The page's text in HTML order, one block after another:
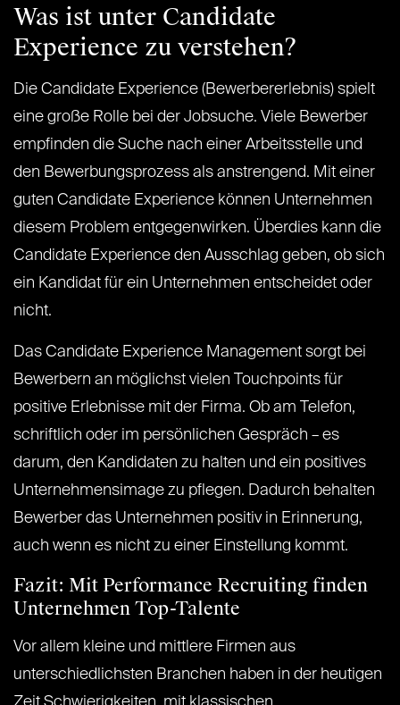
Was ist unter Candidate
Experience zu verstehen?
Die Candidate Experience (Bewerbererlebnis) spielt
eine große Rolle bei der Jobsuche. Viele Bewerber
empfinden die Suche nach einer Arbeitsstelle und
den Bewerbungsprozess als anstrengend. Mit einer
guten Candidate Experience können Unternehmen
diesem Problem entgegenwirken. Überdies kann die
Candidate Experience den Ausschlag geben, ob sich
ein Kandidat für ein Unternehmen entscheidet oder
nicht.
Das Candidate Experience Management sorgt bei
Bewerbern an möglichst vielen Touchpoints für
positive Erlebnisse mit der Firma. Ob am Telefon,
schriftlich oder im persönlichen Gespräch – es
darum, den Kandidaten zu halten und ein positives
Unternehmensimage zu pflegen. Dadurch behalten
Bewerber das Unternehmen positiv in Erinnerung,
auch wenn es nicht zu einer Einstellung kommt.
Fazit: Mit Performance Recruiting finden
Unternehmen Top-Talente
Vor allem kleine und mittlere Firmen aus
unterschiedlichsten Branchen haben in der heutigen